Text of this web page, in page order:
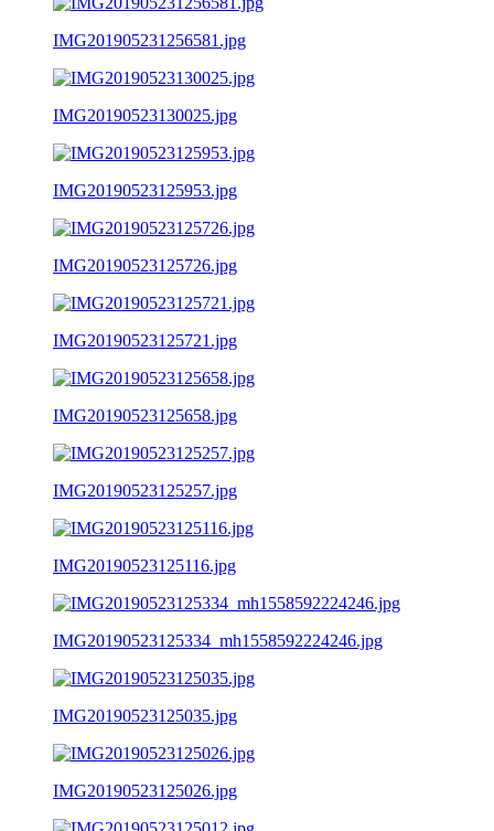
IMG201905231256581.jpg
IMG20190523130025.jpg
IMG20190523125953.jpg
IMG20190523125726.jpg
IMG20190523125721.jpg
IMG20190523125658.jpg
IMG20190523125257.jpg
IMG20190523125116.jpg
IMG20190523125334_mh1558592224246.jpg
IMG20190523125035.jpg
IMG20190523125026.jpg